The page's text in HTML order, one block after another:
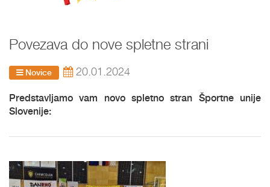
Povezava do nove spletne strani
Novice 20.01.2024
Predstavljamo vam novo spletno stran Športne unije
Slovenije: